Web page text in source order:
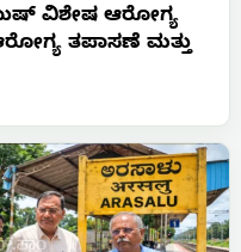
ವಿಶೇಷ ಆರೋಗ್ಯ
ತಪಾಸಣೆ ಮತ್ತು